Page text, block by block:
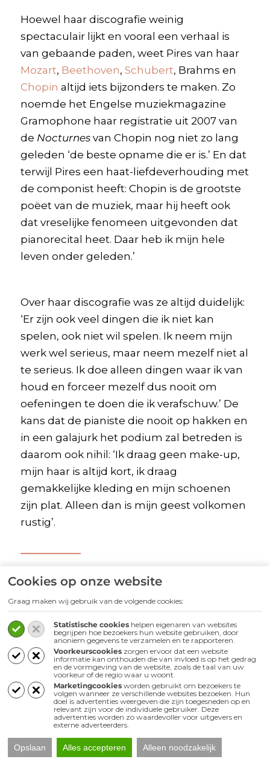
Cookies op onze website
Graag maken wij gebruik van de volgende cookies:
Statistische cookies helpen eigenaren van websites
begrijpen hoe bezoekers hun website gebruiken, door
anoniem gegevens te verzamelen en te rapporteren.
Voorkeurscookies zorgen ervoor dat een website
informatie kan onthouden die van invloed is op het gedrag
en de vormgeving van de website, zoals de taal van uw
voorkeur of de regio waar u woont.
Marketingcookies worden gebruikt om bezoekers te
volgen wanneer ze verschillende websites bezoeken. Hun
doel is advertenties weergeven die zijn toegesneden op en
relevant zijn voor de individuele gebruiker. Deze
advertenties worden zo waardevoller voor uitgevers en
externe adverteerders.
Opslaan Alles accepteren Alleen noodzakelijk
Hoewel haar discografie weinig
spectaculair lijkt en vooral een verhaal is
van gebaande paden, weet Pires van haar
Mozart, Beethoven, Schubert, Brahms en
Chopin altijd iets bijzonders te maken. Zo
noemde het Engelse muziekmagazine
Gramophone haar registratie uit 2007 van
de Nocturnesvan Chopin nog niet zo lang
geleden ‘de beste opname die er is.’ En dat
terwijl Pires een haat-liefdeverhouding met
de componist heeft: Chopin is de grootste
poëet van de muziek, maar hij heeft ook
dat vreselijke fenomeen uitgevonden dat
pianorecital heet. Daar heb ik mijn hele
leven onder geleden.’
Over haar discografie was ze altijd duidelijk:
‘Er zijn ook veel dingen die ik niet kan
spelen, ook niet wil spelen. Ik neem mijn
werk wel serieus, maar neem mezelf niet al
te serieus. Ik doe alleen dingen waar ik van
houd en forceer mezelf dus nooit om
oefeningen te doen die ik verafschuw.’ De
kans dat de pianiste die nooit op hakken en
in een galajurk het podium zal betreden is
daarom ook nihil: ‘Ik draag geen make-up,
mijn haar is altijd kort, ik draag
gemakkelijke kleding en mijn schoenen
zijn plat. Alleen dan is mijn geest volkomen
rustig’.
Chopin | The Nocturnes